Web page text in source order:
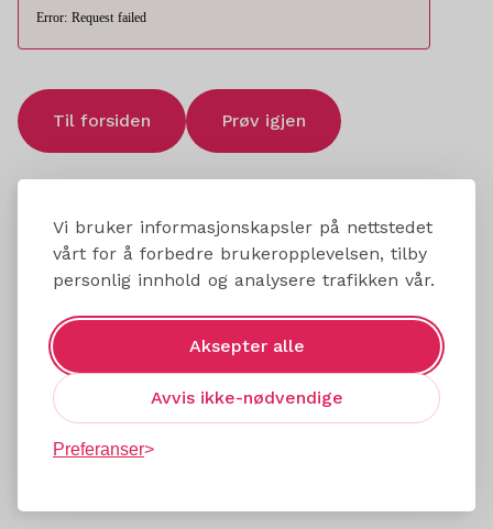
Vi bruker informasjonskapsler på nettstedet
vårt for å forbedre brukeropplevelsen, tilby
personlig innhold og analysere trafikken vår.
Aksepter alle
Avvis ikke-nødvendige
Preferanser
Error: Request failed
Til forsiden Prøv igjen